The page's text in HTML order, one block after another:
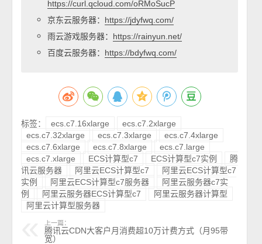
https://curl.qcloud.com/oRMoSucP
京东云服务器： https://jdyfwq.com/
雨云游戏服务器： https://rainyun.net/
百度云服务器： https://bdyfwq.com/
标签： ecs.c7.16xlarge
ecs.c7.2xlarge
ecs.c7.32xlarge
ecs.c7.3xlarge
ecs.c7.4xlarge
ecs.c7.6xlarge
ecs.c7.8xlarge
ecs.c7.large
ecs.c7.xlarge
ECS计算型c7 ECS计算型c7实例
腾
讯云服务器
阿里云ECS计算型c7
阿里云ECS计算型c7
实例
阿里云ECS计算型c7服务器
阿里云服务器c7实
例
阿里云服务器ECS计算型c7
阿里云服务器计算型
阿里云计算型服务器
上一篇：
腾讯云CDN大客户月消费超10万计费方式（月95带
宽）